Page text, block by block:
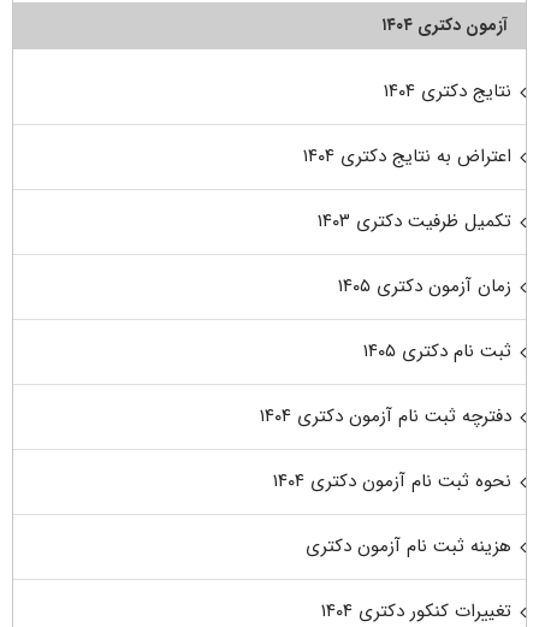
آزمون دکتری ۱۴۰۴
نتایج دکتری ۱۴۰۴
اعتراض به نتایج دکتری ۱۴۰۴
تکمیل ظرفیت دکتری ۱۴۰۳
زمان آزمون دکتری ۱۴۰۵
ثبت نام دکتری ۱۴۰۵
دفترچه ثبت نام آزمون دکتری ۱۴۰۴
نحوه ثبت نام آزمون دکتری ۱۴۰۴
هزینه ثبت نام آزمون دکتری
تغییرات کنکور دکتری ۱۴۰۴